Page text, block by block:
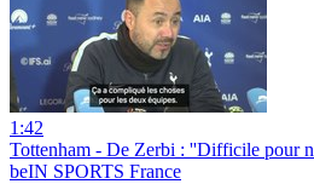
1:42
Tottenham - De Zerbi : ''Difficile pour
beIN SPORTS France